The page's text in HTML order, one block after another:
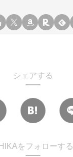
シェアする
をフォローする